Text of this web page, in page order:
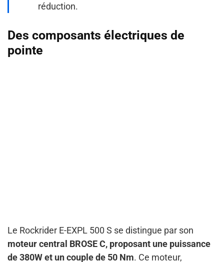
réduction.
Des composants électriques de
pointe
Le Rockrider E-EXPL 500 S se distingue par son
moteur central BROSE C, proposant une puissance
de 380W et un couple de 50 Nm. Ce moteur,